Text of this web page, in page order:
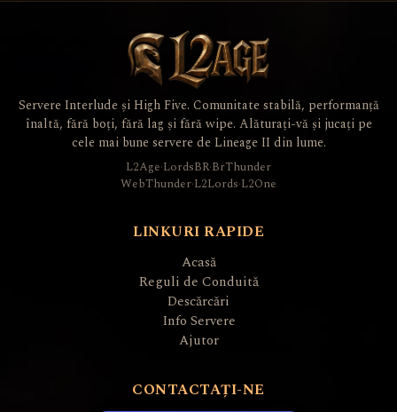
Servere Interlude și High Five. Comunitate stabilă, performanță
înaltă, fără boți, fără lag și fără wipe. Alăturați-vă și jucați pe
cele mai bune servere de Lineage II din lume.
L2Age·LordsBR·BrThunder
WebThunder·L2Lords·L2One
LINKURI RAPIDE
Acasă
Reguli de Conduită
Descărcări
Info Servere
Ajutor
CONTACTAȚI-NE